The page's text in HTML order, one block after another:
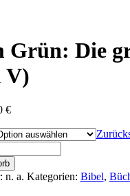
Grün: Die
V)
€Preisspanne:
bis
47,00 €
n. a. Kategorien: Bibel,